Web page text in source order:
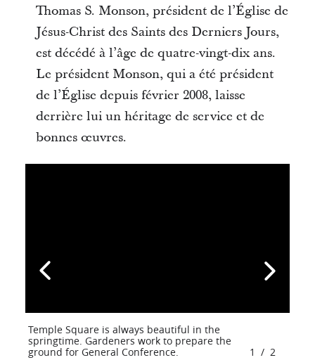
Thomas S. Monson, président de l’Église de
Jésus-Christ des Saints des Derniers Jours,
est décédé à l’âge de quatre-vingt-dix ans.
Le président Monson, qui a été président
de l’Église depuis février 2008, laisse
derrière lui un héritage de service et de
bonnes œuvres.
Temple Square is always beautiful in the
springtime. Gardeners work to prepare the
ground for General Conference.
1 / 2